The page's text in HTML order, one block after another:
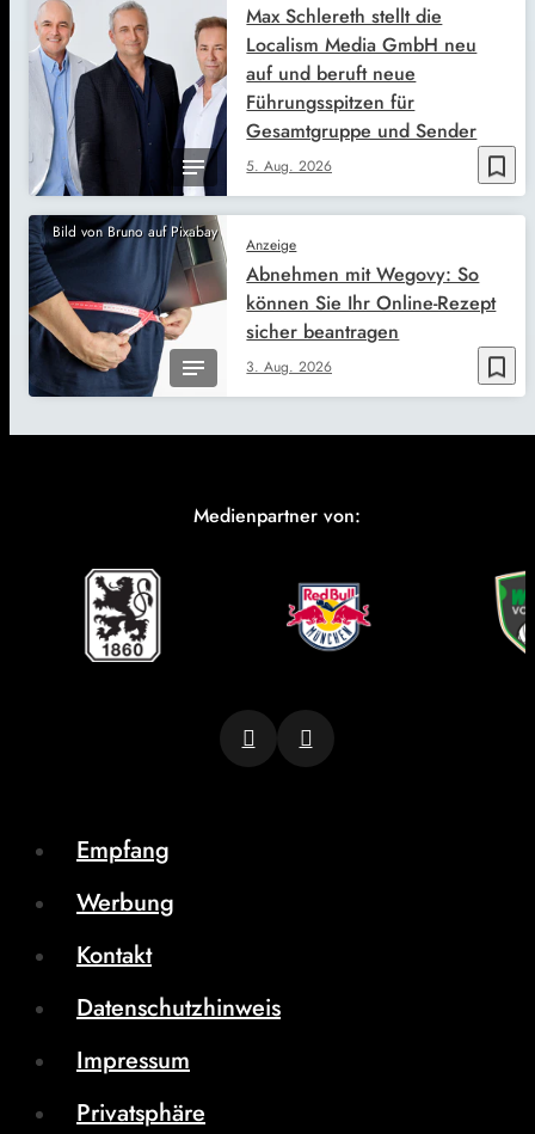
bookmark_border
5. Aug. 2026
Max Schlereth stellt die
Localism Media GmbH neu
auf und beruft neue
Führungsspitzen für
Gesamtgruppe und Sender
Bild von Bruno auf Pixabay
bookmark_border
Anzeige
3. Aug. 2026
Abnehmen mit Wegovy: So
können Sie Ihr Online-Rezept
sicher beantragen
Medienpartner von:
Empfang
Werbung
Kontakt
Datenschutzhinweis
Impressum
Privatsphäre